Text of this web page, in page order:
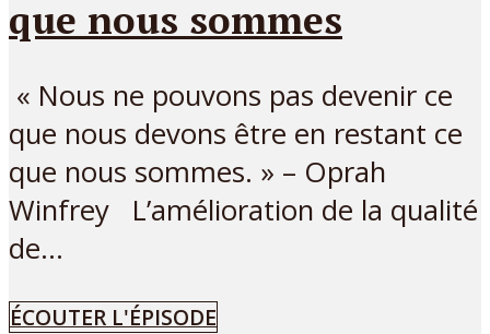
que nous sommes
« Nous ne pouvons pas devenir ce
que nous devons être en restant ce
que nous sommes. » – Oprah
Winfrey L’amélioration de la qualité
de...
ÉCOUTER L'ÉPISODE